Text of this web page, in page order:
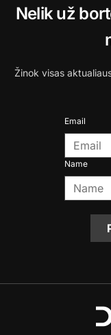
Nelik už
Žinok visas
Email
Name